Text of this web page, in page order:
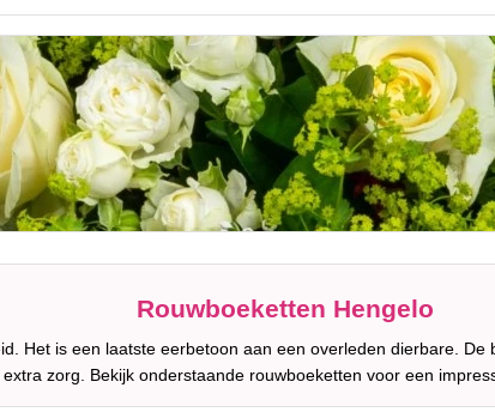
Rouwboeketten Hengelo
Het is een laatste eerbetoon aan een overleden dierbare.
zorg. Bekijk onderstaande rouwboeketten voor een